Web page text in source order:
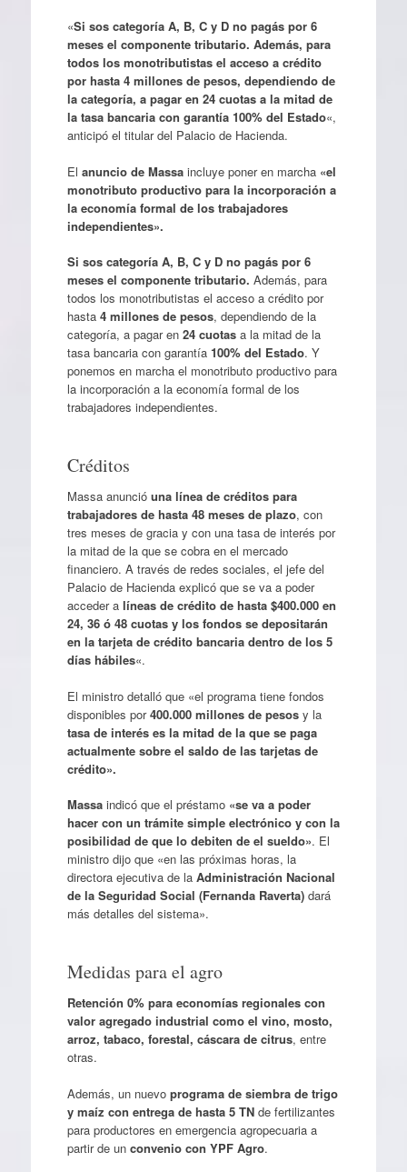
«Si sos categoría A, B, C y D no pagás por 6
meses el componente tributario. Además, para
todos los monotributistas el acceso a crédito
por hasta 4 millones de pesos, dependiendo de
la categoría, a pagar en 24 cuotas a la mitad de
la tasa bancaria con garantía 100% del Estado«,
anticipó el titular del Palacio de Hacienda.
El anuncio de Massaincluye poner en marcha «el
monotributo productivo para la incorporación a
la economía formal de los trabajadores
independientes».
Si sos categoría A, B, C y D no pagás por 6
meses el componente tributario. Además, para
todos los monotributistas el acceso a crédito por
hasta4 millones de pesos, dependiendo de la
categoría, a pagar en24 cuotasa la mitad de la
tasa bancaria con garantía 100% del Estado. Y
ponemos en marcha el monotributo productivo para
la incorporación a la economía formal de los
trabajadores independientes.
Créditos
Massa anunció una línea de créditos para
trabajadores de hasta 48 meses de plazo, con
tres meses de gracia y con una tasa de interés por
la mitad de la que se cobra en el mercado
financiero. A través de redes sociales, el jefe del
Palacio de Hacienda explicó que se va a poder
acceder alíneas de crédito de hasta $400.000 en
24, 36 ó 48 cuotas y los fondos se depositarán
en la tarjeta de crédito bancaria dentro de los 5
días hábiles«.
El ministro detalló que «el programa tiene fondos
disponibles por400.000 millones de pesos y la
tasa de interés es la mitad de la que se paga
actualmente sobre el saldo de las tarjetas de
crédito».
Massaindicó que el préstamo «se va a poder
hacer con un trámite simple electrónico y con la
posibilidad de que lo debiten de el sueldo». El
ministro dijo que «en las próximas horas, la
directora ejecutiva de la Administración Nacional
de la Seguridad Social (Fernanda Raverta)dará
más detalles del sistema».
Medidas para el agro
Retención 0% para economías regionales con
valor agregado industrial como el vino, mosto,
arroz, tabaco, forestal, cáscara de citrus, entre
otras.
Además, un nuevoprograma de siembra de trigo
y maíz con entrega de hasta 5 TNde fertilizantes
para productores en emergencia agropecuaria a
partir de un convenio con YPF Agro.